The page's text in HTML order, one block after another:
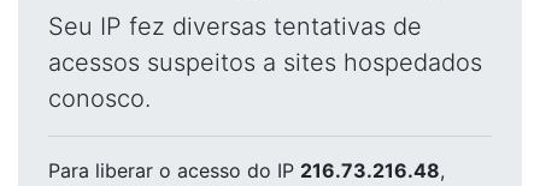
Seu IP fez diversas tentativas de
acessos suspeitos a sites hospedados
conosco.
Para liberar o acesso do IP 216.73.216.48,